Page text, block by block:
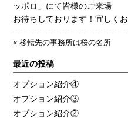
ッポロ」にて皆様のご来場
お待ちしております！宜しくお
«移転先の事務所は桜の名所
最近の投稿
オプション紹介④
オプション紹介③
オプション紹介②